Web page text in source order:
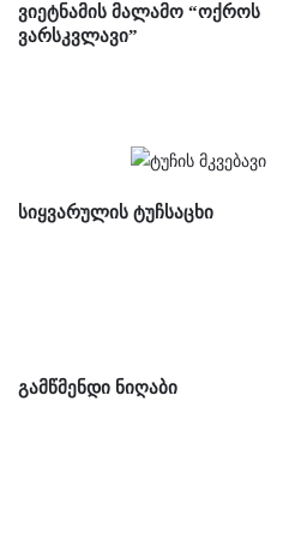
ᲕᲘᲔᲢᲜᲐᲛᲘᲡ ᲛᲐᲚᲐᲛᲝ “ᲝᲥᲠᲝᲡ
ᲕᲐᲠᲡᲙᲕᲚᲐᲕᲘ”
ᲡᲘᲧᲕᲐᲠᲣᲚᲘᲡ ᲢᲣᲩᲡᲐᲪᲮᲘ
ᲒᲐᲛᲬᲛᲔᲜᲓᲘ ᲜᲘᲦᲐᲑᲘ